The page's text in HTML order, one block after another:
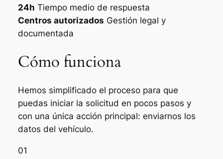
24h Tiempo medio de respuesta
Centros autorizados Gestión legal y
documentada
Cómo funciona
Hemos simplificado el proceso para que
puedas iniciar la solicitud en pocos pasos y
con una única acción principal: enviarnos los
datos del vehículo.
01